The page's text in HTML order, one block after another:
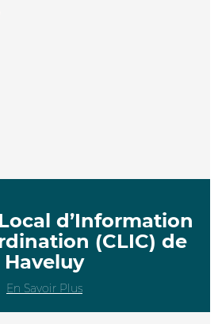
d’Information
(CLIC) de
Haveluy
En Savoir Plus